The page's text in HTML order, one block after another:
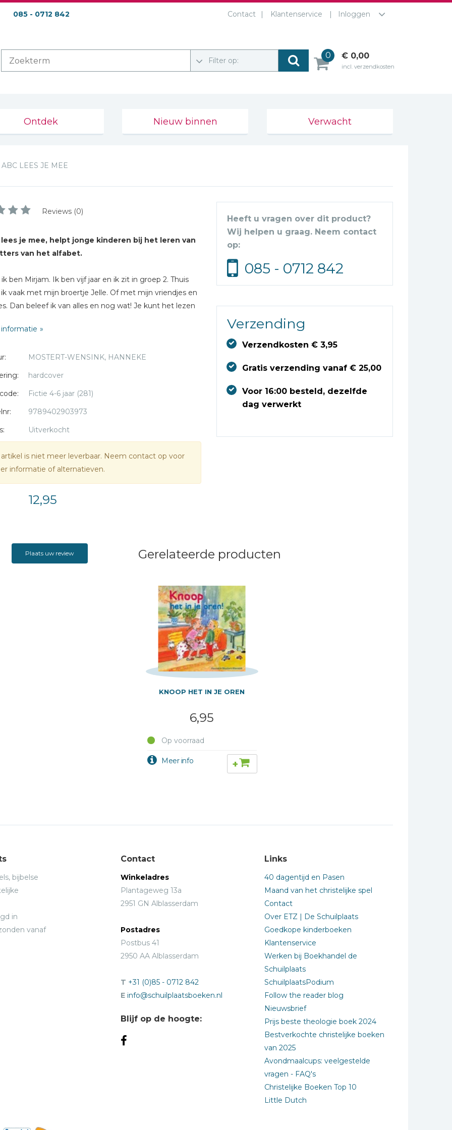
085 - 0712 842 Contact Klantenservice Inloggen
Filter op:
0 € 0,00
incl. verzendkosten
Ontdek Nieuw binnen Verwacht
ABC LEES JE MEE
Reviews (0)
lees je mee, helpt jonge kinderen bij het leren van
van het alfabet.
ik ben Mirjam. Ik ben vijf jaar en ik zit in groep 2. Thuis
ik vaak met mijn broertje Jelle. Of met mijn vriendjes en
Dan beleef ik van alles en nog wat! Je kunt het lezen
staat welke letter ik in dat verhaaltje leer. Op
Lees je mee?MOSTERT-WENSINK, HANNEKE
hardcover
Fictie 4-6 jaar (281)
9789402903973
Uitverkocht
is niet meer leverbaar. Neem contact op voor
informatie of alternatieven.
12,95
Heeft u vragen over dit product?
Wij helpen u graag. Neem contact
op:
085 - 0712 842
Verzending
Verzendkosten € 3,95
Gratis verzending vanaf € 25,00
Voor 16:00 besteld, dezelfde
dag verwerkt
Plaats uw review Gerelateerde producten
KNOOP HET IN JE OREN
6,95
Op voorraad
+
bijbelse
in
vanaf
Contact
Winkeladres
Plantageweg 13a
2951 GN Alblasserdam
Postadres
Postbus 41
2950 AA Alblasserdam
T +31 (0)85 - 0712 842
E info@schuilplaatsboeken.nl
Blijf op de hoogte:
Links
40 dagentijd en Pasen
Maand van het christelijke spel
Contact
Over ETZ | De Schuilplaats
Goedkope kinderboeken
Klantenservice
Werken bij Boekhandel de
Schuilplaats
SchuilplaatsPodium
Follow the reader blog
Nieuwsbrief
Prijs beste theologie boek 2024
Bestverkochte christelijke boeken
van 2025
Avondmaalcups: veelgestelde
vragen - FAQ's
Christelijke Boeken Top 10
Little Dutch